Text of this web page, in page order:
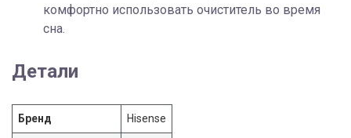
комфортно использовать очиститель во время
сна.
Детали
Бренд Hisense